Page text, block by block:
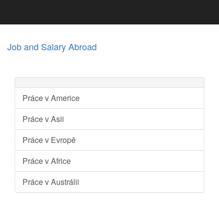
Job and Salary Abroad
Práce v Americe
Práce v Asii
Práce v Evropě
Práce v Africe
Práce v Austrálii